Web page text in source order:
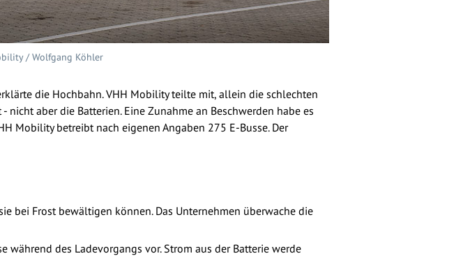
/ Wolfgang Köhler
die Hochbahn. VHH Mobility teilte mit, allein die schlechten
aber die Batterien. Eine Zunahme an Beschwerden habe es
Mobility betreibt nach eigenen Angaben 275 E-Busse. Der
bei Frost bewältigen können. Das Unternehmen überwache die
des Ladevorgangs vor. Strom aus der Batterie werde